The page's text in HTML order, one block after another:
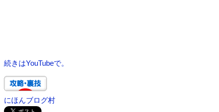
続きはYouTubeで。
にほんブログ村